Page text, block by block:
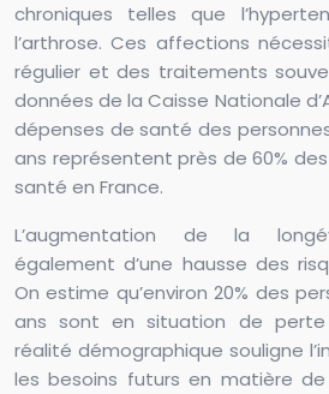
chroniques telles que
l’arthrose. Ces affections
régulier et des traitements
données de la Caisse Nationale
dépenses de santé des
ans représentent près de 60%
santé en France.
L’augmentation de la
également d’une hausse des
On estime qu’environ 20% des
ans sont en situation de perte
réalité démographique souligne
les besoins futurs en matière